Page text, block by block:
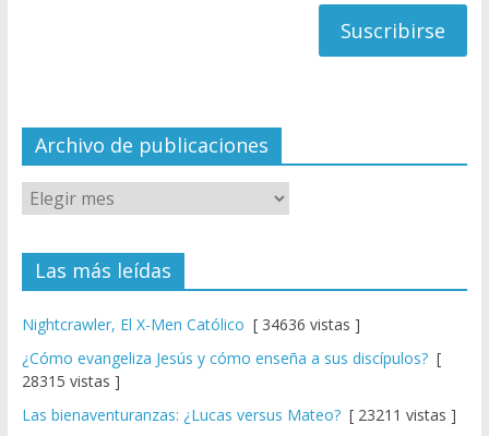
el
Archivo de publicaciones
Las más leídas
Nightcrawler, El X-Men Católico [ 34636 vistas ]
¿Cómo evangeliza Jesús y cómo enseña a sus discípulos?[
28315 vistas ]
Las bienaventuranzas: ¿Lucas versus Mateo?[ 23211 vistas ]